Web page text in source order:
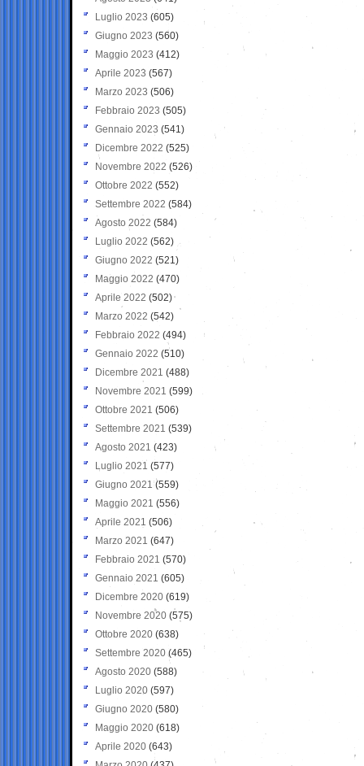
Luglio 2023 (605)
Giugno 2023 (560)
Maggio 2023 (412)
Aprile 2023 (567)
Marzo 2023 (506)
Febbraio 2023 (505)
Gennaio 2023 (541)
Dicembre 2022 (525)
Novembre 2022 (526)
Ottobre 2022 (552)
Settembre 2022 (584)
Agosto 2022 (584)
Luglio 2022 (562)
Giugno 2022 (521)
Maggio 2022 (470)
Aprile 2022 (502)
Marzo 2022 (542)
Febbraio 2022 (494)
Gennaio 2022 (510)
Dicembre 2021 (488)
Novembre 2021 (599)
Ottobre 2021 (506)
Settembre 2021 (539)
Agosto 2021 (423)
Luglio 2021 (577)
Giugno 2021(559)
Maggio 2021 (556)
Aprile 2021 (506)
Marzo 2021 (647)
Febbraio 2021 (570)
Gennaio 2021 (605)
Dicembre 2020 (619)
Novembre 2020 (575)
Ottobre 2020 (638)
Settembre 2020(465)
Agosto 2020 (588)
Luglio 2020 (597)
Giugno 2020 (580)
Maggio 2020 (618)
Aprile 2020 (643)